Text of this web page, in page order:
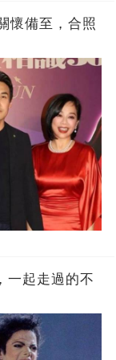
懷備至，合照
一起走過的不